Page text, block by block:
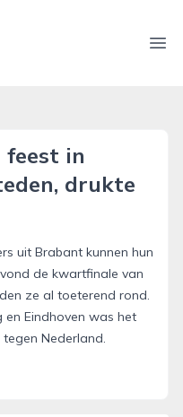
feest in
drukte
uit Brabant kunnen hun
de kwartfinale van
ze al toeterend rond.
en Eindhoven was het
Nederland.